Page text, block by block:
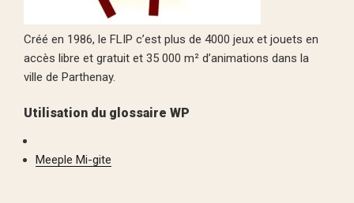
Créé en 1986, le FLIP c’est plus de 4000 jeux et jouets en
accès libre et gratuit et 35 000 m² d’animations dans la
ville de Parthenay.
Utilisation du glossaire WP
Meeple Mi-gite